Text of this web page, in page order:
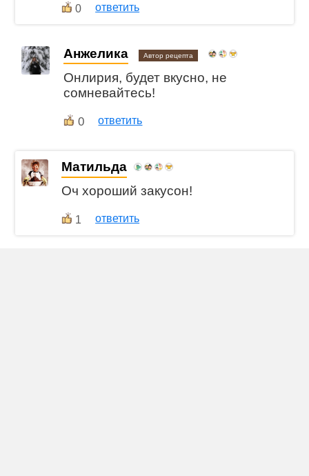
0 ответить
Анжелика Автор рецепта
Онлирия, будет вкусно, не
сомневайтесь!
0 ответить
Матильда
Оч хороший закусон!
1 ответить